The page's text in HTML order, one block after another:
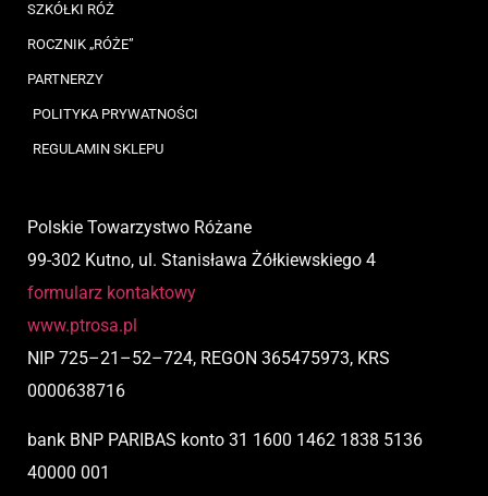
SZKÓŁKI RÓŻ
ROCZNIK „RÓŻE”
PARTNERZY
POLITYKA PRYWATNOŚCI
REGULAMIN SKLEPU
Polskie Towarzystwo Różane
99-302 Kutno, ul. Stanisława Żółkiewskiego 4
formularz kontaktowy
www.ptrosa.pl
NIP 725–21 –52–724, REGON 365475973, KRS
0000638716
bank BNP PARIBAS konto 31 1600 1462 1838 5136
40000 001